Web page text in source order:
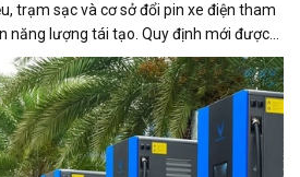
trạm sạc và cơ sở đổi pin xe điện tham
năng lượng tái tạo. Quy định mới được
điện xanh, đáp ứng nhu cầu ngày càng
quá trình điện hóa giao thông.